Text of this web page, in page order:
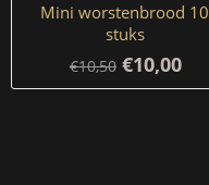
Mini worstenbrood 10
stuks
€10,50 €10,00